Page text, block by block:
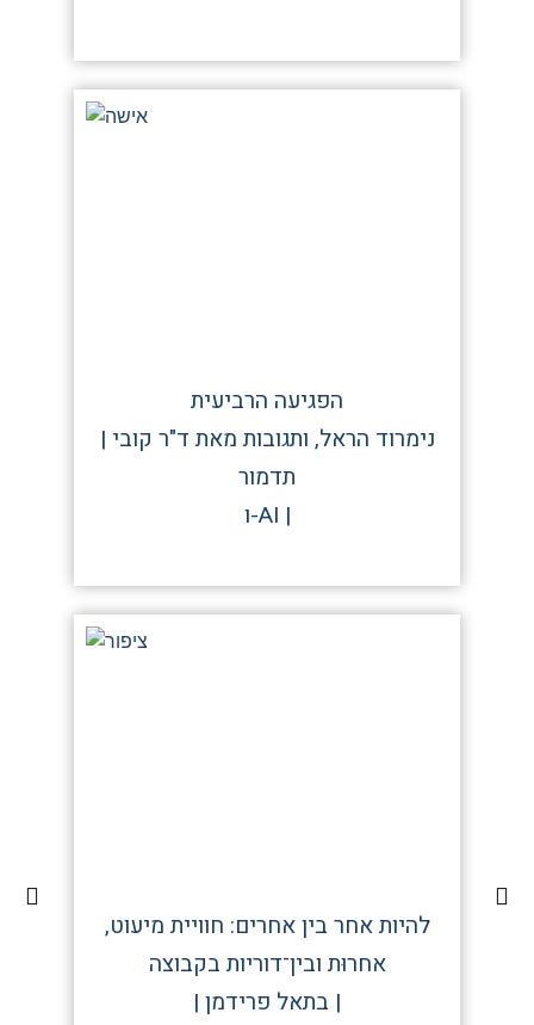
הפגיעה הרביעית
| נימרוד הראל, ותגובות מאת ד"ר קובי
תדמור
ו-AI |
להיות אחר בין אחרים: חוויית מיעוט,
אחרוּת ובין־דוריות בקבוצה
| בתאל פרידמן |